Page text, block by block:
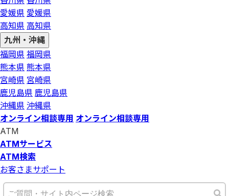
愛媛県 愛媛県
高知県 高知県
九州・沖縄
福岡県 福岡県
熊本県 熊本県
宮崎県 宮崎県
鹿児島県 鹿児島県
沖縄県 沖縄県
オンライン相談専用 オンライン相談専用
ATM
ATMサービス
ATM検索
お客さまサポート